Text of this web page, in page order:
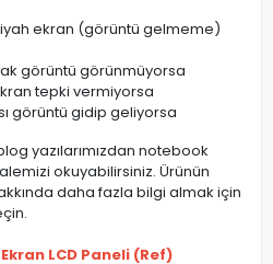
ekran (görüntü gelmeme)
görüntü görünmüyorsa
tepki vermiyorsa
görüntü gidip geliyorsa
yazılarımızdan notebook
okuyabilirsiniz. Ürünün
daha fazla bilgi almak için
LCD Paneli (Ref)